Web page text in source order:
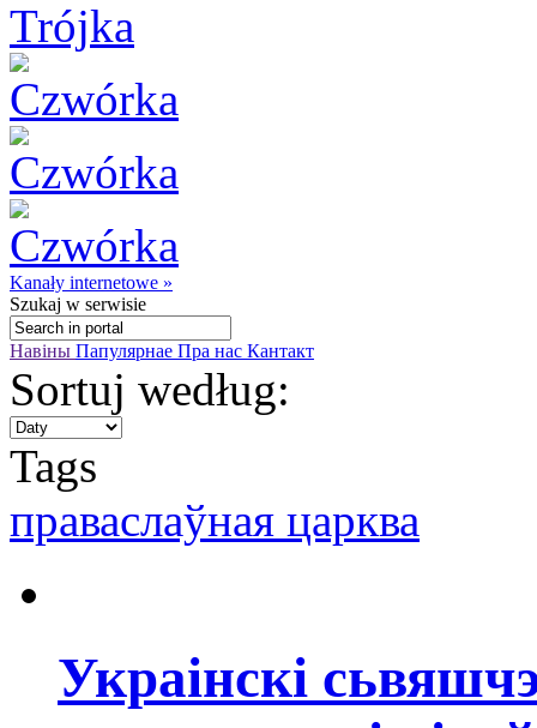
Kanały internetowe »
Szukaj w serwisie
Навіны Папулярнае Пра нас Кантакт
Sortuj według:
Tags
праваслаўная царква
Украінскі